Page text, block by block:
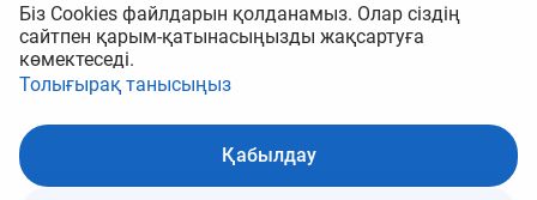
Біз Cookies файлдарын қолданамыз. Олар сіздің
сайтпен қарым-қатынасыңызды жақсартуға
көмектеседі.
Толығырақ танысыңыз
Қабылдау